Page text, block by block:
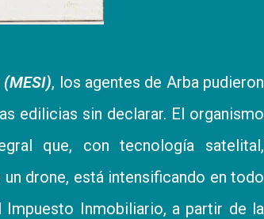
, los agentes de Arba pudieron
edilicias sin declarar. El organismo
que, con tecnología satelital,
drone, está intensificando en todo
Inmobiliario, a partir de la